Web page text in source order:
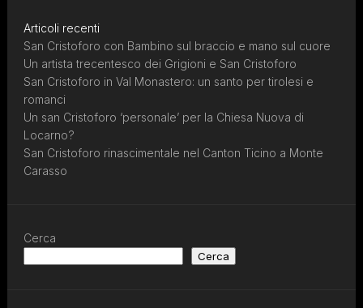
Articoli recenti
San Cristoforo con Bambino sul braccio e mano sul cuore
Un artista trecentesco dei Grigioni e San Cristoforo
San Cristoforo in Val Monastero: un santo per tirolesi e
romanci
Un san Cristoforo ‘personale’ per la Chiesa Nuova di
Locarno?
San Cristoforo rinascimentale nel Canton Ticino a Monte
Carasso
Cerca
Cerca